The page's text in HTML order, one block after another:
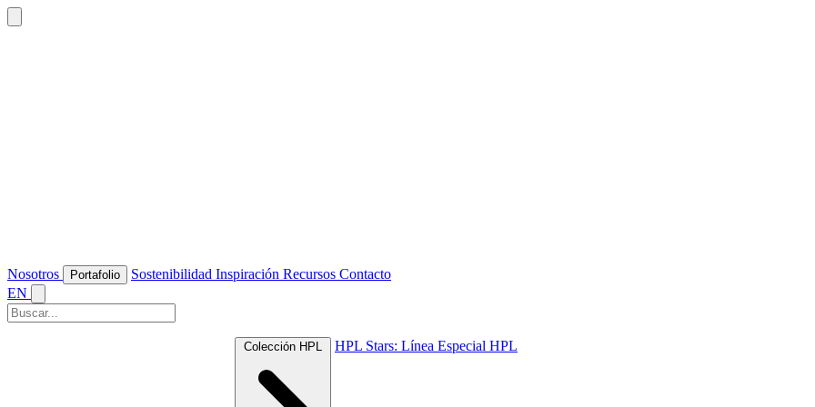
Nosotros Portafolio Sostenibilidad Inspiración Recursos Contacto
EN
Colección HPL HPL Stars: Línea Especial HPL